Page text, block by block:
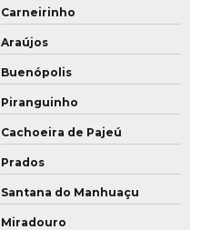
Carneirinho
Araújos
Buenópolis
Piranguinho
Cachoeira de Pajeú
Prados
Santana do Manhuaçu
Miradouro